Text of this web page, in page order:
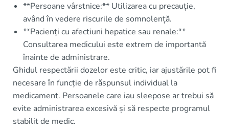
**Persoane vârstnice:** Utilizarea cu precauție,
având în vedere riscurile de somnolență.
**Pacienți cu afectiuni hepatice sau renale:**
Consultarea medicului este extrem de importantă
înainte de administrare.
Ghidul respectării dozelor este critic, iar ajustările pot fi
necesare în funcție de răspunsul individual la
medicament. Persoanele care iau sleepose ar trebui să
evite administrarea excesivă și să respecte programul
stabilit de medic.